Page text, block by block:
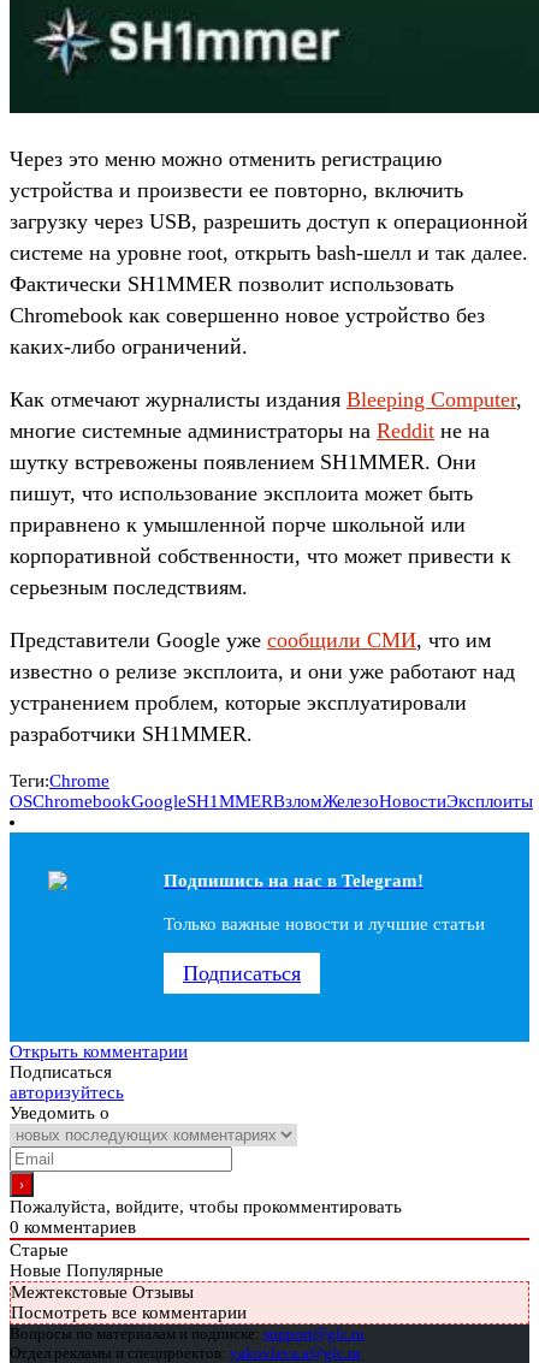
Через это меню можно отменить регистрацию
устройства и произвести ее повторно, включить
загрузку через USB, разрешить доступ к операционной
системе на уровне root, открыть bash-шелл и так далее.
Фактически SH1MMER позволит использовать
Chromebook как совершенно новое устройство без
каких-либо ограничений.
Как отмечают журналисты издания Bleeping Computer,
многие системные администраторы на Reddit не на
шутку встревожены появлением SH1MMER. Они
пишут, что использование эксплоита может быть
приравнено к умышленной порче школьной или
корпоративной собственности, что может привести к
серьезным последствиям.
Представители Google уже сообщили СМИ, что им
известно о релизе эксплоита, и они уже работают над
устранением проблем, которые эксплуатировали
разработчики SH1MMER.
Теги:Chrome
OSChromebookGoogleSH1MMERВзломЖелезоНовостиЭксплоиты
Подпишись на наc в Telegram!
Только важные новости и лучшие статьи
Подписаться
Открыть комментарии
Подписаться
авторизуйтесь
Уведомить о
Пожалуйста, войдите, чтобы прокомментировать
0 комментариев
Старые
Новые Популярные
Межтекстовые Отзывы
Посмотреть все комментарии
Вопросы по материалам и подписке: support@glc.ru
Отдел рекламы и спецпроектов: yakovleva.a@glc.ru